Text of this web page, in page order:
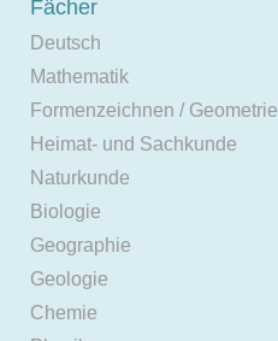
Fächer
Deutsch
Mathematik
Formenzeichnen / Geometrie
Heimat- und Sachkunde
Naturkunde
Biologie
Geographie
Geologie
Chemie